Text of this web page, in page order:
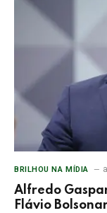
BRILHOU NA MÍDIA
Alfredo
Flávio